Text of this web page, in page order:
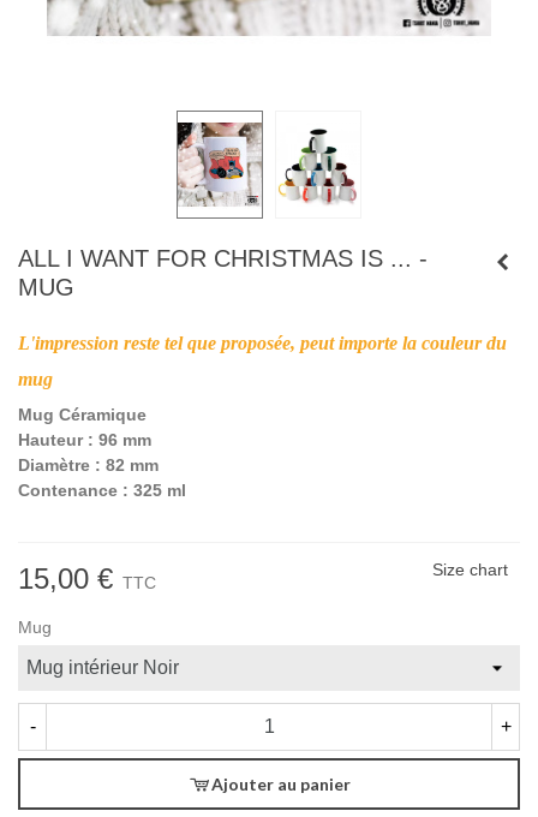
ALL I WANT FOR CHRISTMAS IS ... -
MUG
L'impression reste tel que proposée, peut importe la couleur du
mug
Mug Céramique
Hauteur : 96 mm
Diamètre : 82 mm
Contenance : 325 ml
15,00 € TTC
Size chart
Mug
- +
Ajouter au panier